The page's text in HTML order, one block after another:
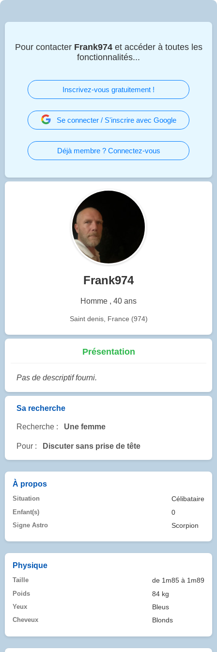
Pour contacter Frank974et accéder à toutes les
fonctionnalités...
Inscrivez-vous gratuitement !
Se connecter / S'inscrire avec Google
Déjà membre ? Connectez-vous
Frank974
Homme , 40 ans
Saint denis, France (974)
Présentation
Pas de descriptif fourni.
Sa recherche
Recherche : Une femme
Pour : Discuter sans prise de tête
À propos
Situation Célibataire
Enfant(s) 0
Signe Astro Scorpion
Physique
Taille de 1m85 à 1m89
Poids 84 kg
Yeux Bleus
Cheveux Blonds